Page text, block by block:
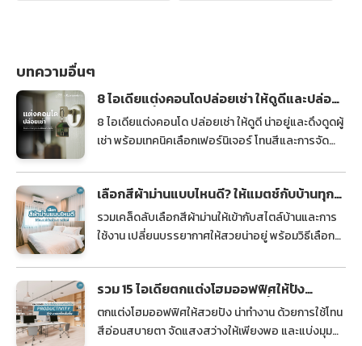
บทความอื่นๆ
8 ไอเดียแต่งคอนโดปล่อยเช่า ให้ดูดีและปล่อย
เช่าได้ง่ายขึ้น
8 ไอเดียแต่งคอนโด ปล่อยเช่า ให้ดูดี น่าอยู่และดึงดูดผู้
เช่า พร้อมเทคนิคเลือกเฟอร์นิเจอร์ โทนสีและการจัด
ขึ้น
เลือกสีผ้าม่านแบบไหนดี? ให้แมตช์กับบ้านทุก
รวมเคล็ดลับเลือกสีผ้าม่านให้เข้ากับสไตล์บ้านและการ
ใช้งาน เปลี่ยนบรรยากาศให้สวยน่าอยู่ พร้อมวิธีเลือกสี
รวม 15 ไอเดียตกแต่งโฮมออฟฟิศให้ปัง
Productivity พุ่ง งานเสร็จเร็วขึ้น
ตกแต่งโฮมออฟฟิศให้สวยปัง น่าทำงาน ด้วยการใช้โทน
สีอ่อนสบายตา จัดแสงสว่างให้เพียงพอ และแบ่งมุม